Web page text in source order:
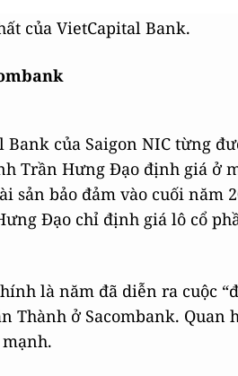
của VietCapital Bank.
Bank của Saigon NIC từng
Trần Hưng Đạo định giá ở
sản bảo đảm vào cuối năm
Đạo chỉ định giá lô cổ
là năm đã diễn ra cuộc
Thành ở Sacombank.